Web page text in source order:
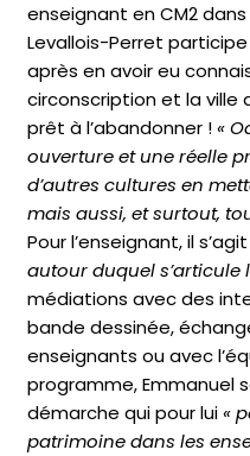
enseignant en CM2 dans
Levallois-Perret
après en avoir eu
circonscription et la ville
prêt à l’abandonner !«
ouverture et une réelle
d’autres cultures en
mais aussi, et surtout,
Pour l’enseignant, il
autour duquel s’articule
médiations avec des
bande dessinée,
enseignants ou avec
programme, Emmanuel
démarche qui pour lui«
patrimoine dans les